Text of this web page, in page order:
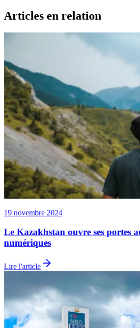
Articles en relation
19 novembre 2024
Le Kazakhstan ouvre ses portes
numériques
Lire l'article